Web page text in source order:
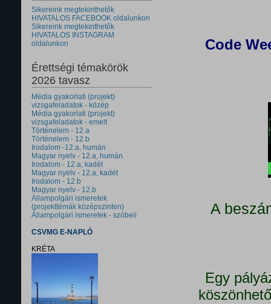
Sikereink megtekinthetők
HIVATALOS FACEBOOK oldalunkon
Sikereink megtekinthetők
HIVATALOS INSTAGRAM
oldalunkon
Érettségi témakörök
2026 tavasz
Média gyakorlati (projekt)
vizsgafeladatok - közép
Média gyakorlati (projekt)
vizsgafeladatok - emelt
Történelem - 12.a
Történelem - 12.b
Irodalom -12.a, humán
Magyar nyelv - 12.a, humán
Irodalom - 12.a, kadét
Magyar nyelv - 12.a, kadét
Irodalom - 12.b
Magyar nyelv - 12.b
Állampolgári ismeretek
(projekttémák középszinten)
Állampolgári ismeretek - szóbeli
CSVMG E-NAPLÓ
KRÉTA
Code
A
Egy